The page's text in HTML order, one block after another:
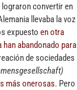
convertir en
llevaba la voz
expuesto en otra
han abandonado para
de sociedades
más onerosas. Pero